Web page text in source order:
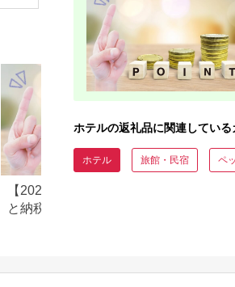
【2025年10月以降】ふるさ
と納税でポイントは貯ま
ホテルの返礼品に関連している
ホテル 旅館・民宿 ペ